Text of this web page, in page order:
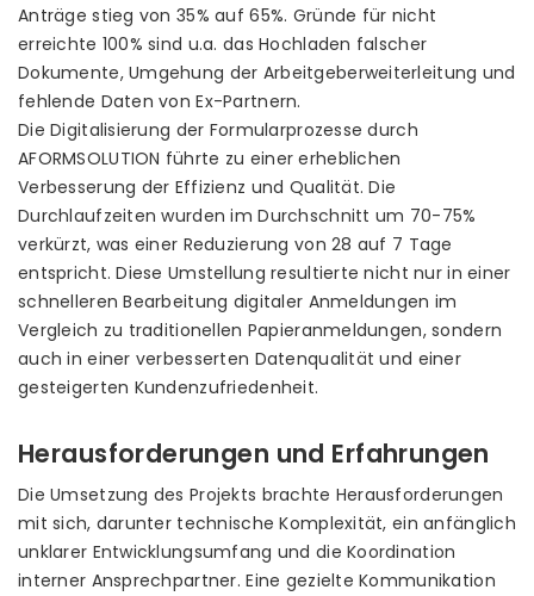
Anträge stieg von 35% auf 65%. Gründe für nicht
erreichte 100% sind u.a. das Hochladen falscher
Dokumente, Umgehung der Arbeitgeberweiterleitung und
fehlende Daten von Ex-Partnern.
Die Digitalisierung der Formularprozesse durch
AFORMSOLUTION führte zu einer erheblichen
Verbesserung der Effizienz und Qualität. Die
Durchlaufzeiten wurden im Durchschnitt um 70-75%
verkürzt, was einer Reduzierung von 28 auf 7 Tage
entspricht. Diese Umstellung resultierte nicht nur in einer
schnelleren Bearbeitung digitaler Anmeldungen im
Vergleich zu traditionellen Papieranmeldungen, sondern
auch in einer verbesserten Datenqualität und einer
gesteigerten Kundenzufriedenheit.
Herausforderungen und Erfahrungen
Die Umsetzung des Projekts brachte Herausforderungen
mit sich, darunter technische Komplexität, ein anfänglich
unklarer Entwicklungsumfang und die Koordination
interner Ansprechpartner. Eine gezielte Kommunikation